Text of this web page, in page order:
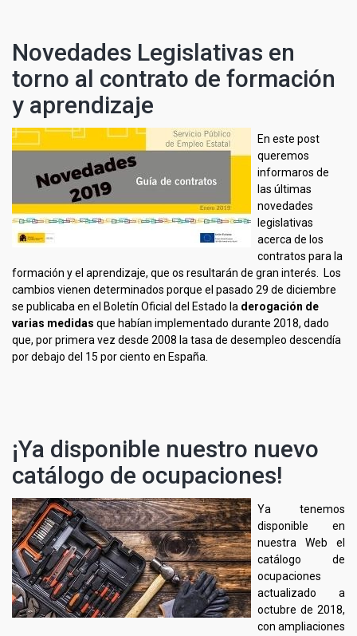
Novedades Legislativas en
torno al contrato de formación
y aprendizaje
En este post
queremos
informaros de
las últimas
novedades
legislativas
acerca de los
contratos para la
formación y el aprendizaje, que os resultarán de gran interés. Los
cambios vienen determinados porque el pasado 29 de diciembre
se publicaba en el Boletín Oficial del Estado la derogación de
varias medidas que habían implementado durante 2018, dado
que, por primera vez desde 2008 la tasa de desempleo descendía
por debajo del 15 por ciento en España.
¡Ya disponible nuestro nuevo
catálogo de ocupaciones!
Ya tenemos
disponible en
nuestra Web el
catálogo de
ocupaciones
actualizado a
octubre de 2018,
con ampliaciones